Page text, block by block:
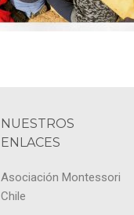
NUESTROS
ENLACES
Asociación Montessori
Chile